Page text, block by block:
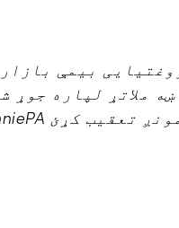
بیمې
ملاتړ لپاره جوړ